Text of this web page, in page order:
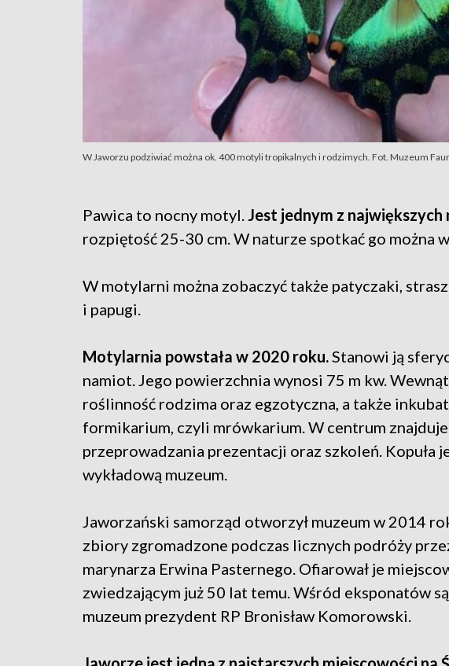
W Jaworzu podziwiać można ok. 400 motyli tropikalnych i rodzimych. Fot. Muzeum
Pawica to nocny motyl. Jest jednym z największych
rozpiętość 25-30 cm. W naturze spotkać go można
W motylarni można zobaczyć także patyczaki,
i papugi.
Motylarnia powstała w 2020 roku.Stanowi ją
namiot. Jego powierzchnia wynosi 75 m kw.
roślinność rodzima oraz egzotyczna, a także
formikarium, czyli mrówkarium. W centrum
przeprowadzania prezentacji oraz szkoleń. Kopuła
wykładową muzeum.
Jaworzański samorząd otworzył muzeum w 2014
zbiory zgromadzone podczas licznych podróży
marynarza Erwina Pasternego. Ofiarował je
zwiedzającym już 50 lat temu. Wśród eksponatów
muzeum prezydent RP Bronisław Komorowski.